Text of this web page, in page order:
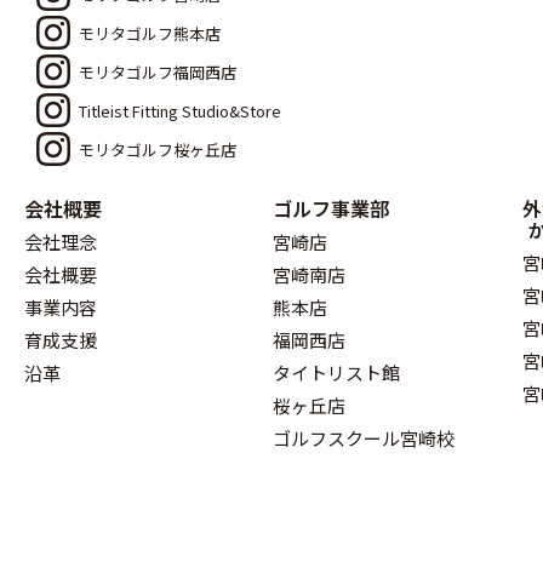
モリタゴルフ熊本店
モリタゴルフ福岡西店
Titleist Fitting Studio&Store
モリタゴルフ桜ヶ丘店
会社概要
会社理念
会社概要
事業内容
育成支援
沿革
ゴルフ事業部
宮崎店
宮崎南店
熊本店
福岡西店
タイトリスト館
桜ヶ丘店
ゴルフスクール宮崎校